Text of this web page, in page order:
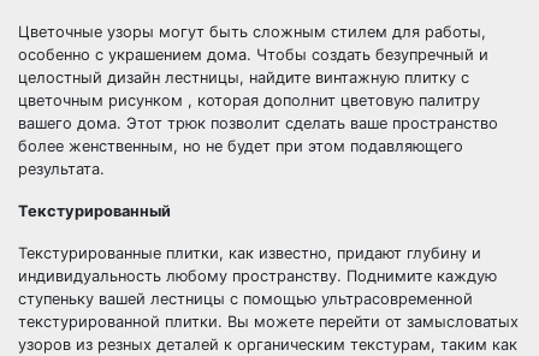
Цветочные узоры могут быть сложным стилем для работы,
особенно с украшением дома. Чтобы создать безупречный и
целостный дизайн лестницы, найдите винтажную плитку с
цветочным рисунком , которая дополнит цветовую палитру
вашего дома. Этот трюк позволит сделать ваше пространство
более женственным, но не будет при этом подавляющего
результата.
Текстурированный
Текстурированные плитки, как известно, придают глубину и
индивидуальность любому пространству. Поднимите каждую
ступеньку вашей лестницы с помощью ультрасовременной
текстурированной плитки. Вы можете перейти от замысловатых
узоров из резных деталей к органическим текстурам, таким как